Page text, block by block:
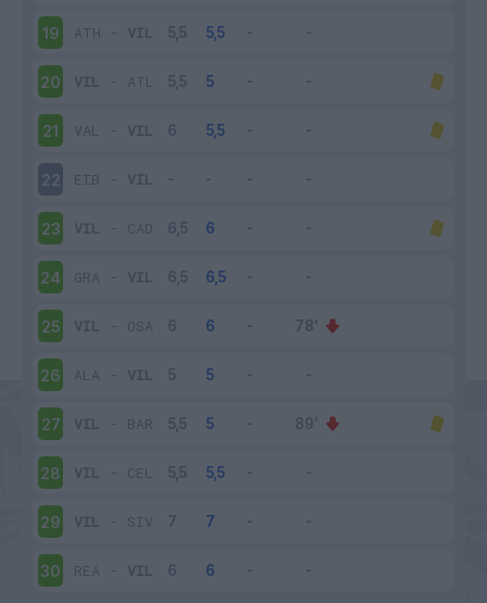
19 ATH - VIL
20 VIL - ATL
21 VAL - VIL
22 EIB - VIL
23 VIL - CAD
24 GRA - VIL
25 VIL - OSA
26 ALA - VIL
27 VIL - BAR
28 VIL - CEL
29 VIL - SIV
30 REA - VIL